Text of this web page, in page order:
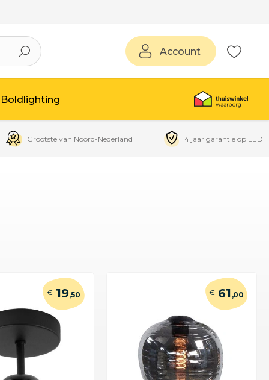
Account
Boldlighting
Grootste van Noord-Nederland 4 jaar garantie op LED
€19,50 €61 ,00